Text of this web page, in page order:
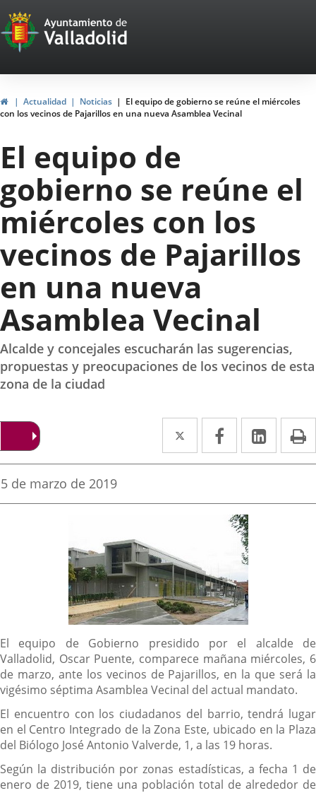
Portal
Web
del
Ayuntamiento
de
Valladolid
InicioActualidad Noticias
El equipo de gobierno se reúne el miércoles
con los vecinos de Pajarillos en una nueva Asamblea Vecinal
El equipo de
gobierno se reúne el
miércoles con los
vecinos de Pajarillos
en una nueva
Asamblea Vecinal
Alcalde y concejales escucharán las sugerencias,
propuestas y preocupaciones de los vecinos de esta
zona de la ciudad
Twitter
Enlace
a
aplicación
externa.
Facebook
Enlace
a
aplicación
externa.
Enlace
a
Fecha
la
5 de marzo de 2019
Descripción
El equipo de Gobierno presidido por el alcalde de
Valladolid, Oscar Puente, comparece mañana miércoles, 6
de marzo, ante los vecinos de Pajarillos, en la que será la
vigésimo séptima Asamblea Vecinal del actual mandato.
El encuentro con los ciudadanos del barrio, tendrá lugar
en el Centro Integrado de la Zona Este, ubicado en la Plaza
del Biólogo José Antonio Valverde, 1, a las 19 horas.
Según la distribución por zonas estadísticas, a fecha 1 de
enero de 2019, tiene una población total de alrededor de